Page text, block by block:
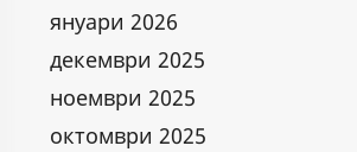
януари 2026
декември 2025
ноември 2025
октомври 2025